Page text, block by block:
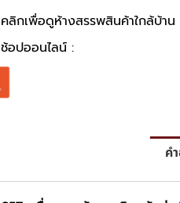
คลิกเพื่อดูห้างสรรพสินค้าใกล้บ้าน
ช้อปออนไลน์ :
ค